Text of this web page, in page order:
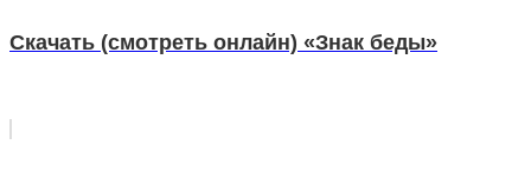
Скачать (смотреть онлайн) «Знак беды»